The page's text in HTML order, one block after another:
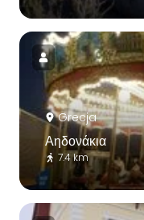
Grecja
Αηδονάκια
7.4 km